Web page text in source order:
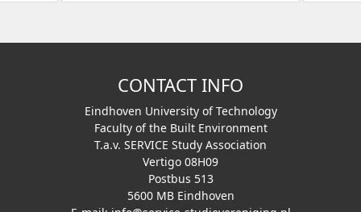
CONTACT INFO
Eindhoven University of Technology
Faculty of the Built Environment
T.a.v. SERVICE Study Association
Vertigo 08H09
Postbus 513
5600 MB Eindhoven